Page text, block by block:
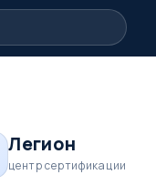
Легион
центр сертификации